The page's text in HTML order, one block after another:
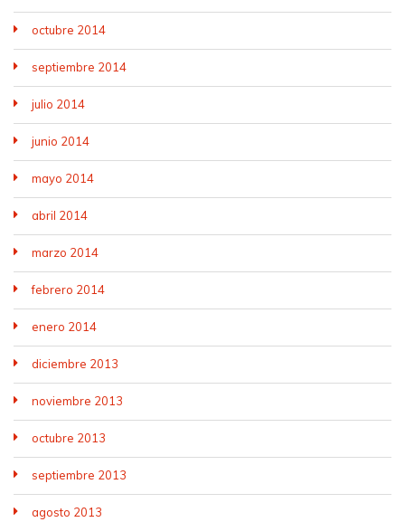
octubre 2014
septiembre 2014
julio 2014
junio 2014
mayo 2014
abril 2014
marzo 2014
febrero 2014
enero 2014
diciembre 2013
noviembre 2013
octubre 2013
septiembre 2013
agosto 2013